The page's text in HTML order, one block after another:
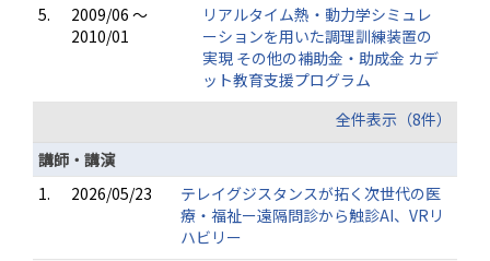
5.
2009/06 ～
2010/01
リアルタイム熱・動力学シミュレ
ーションを用いた調理訓練装置の
実現 その他の補助金・助成金 カデ
ット教育支援プログラム
全件表示（8件）
講師・講演
1.
2026/05/23
テレイグジスタンスが拓く次世代の医
療・福祉ー遠隔問診から触診AI、VRリ
ハビリー